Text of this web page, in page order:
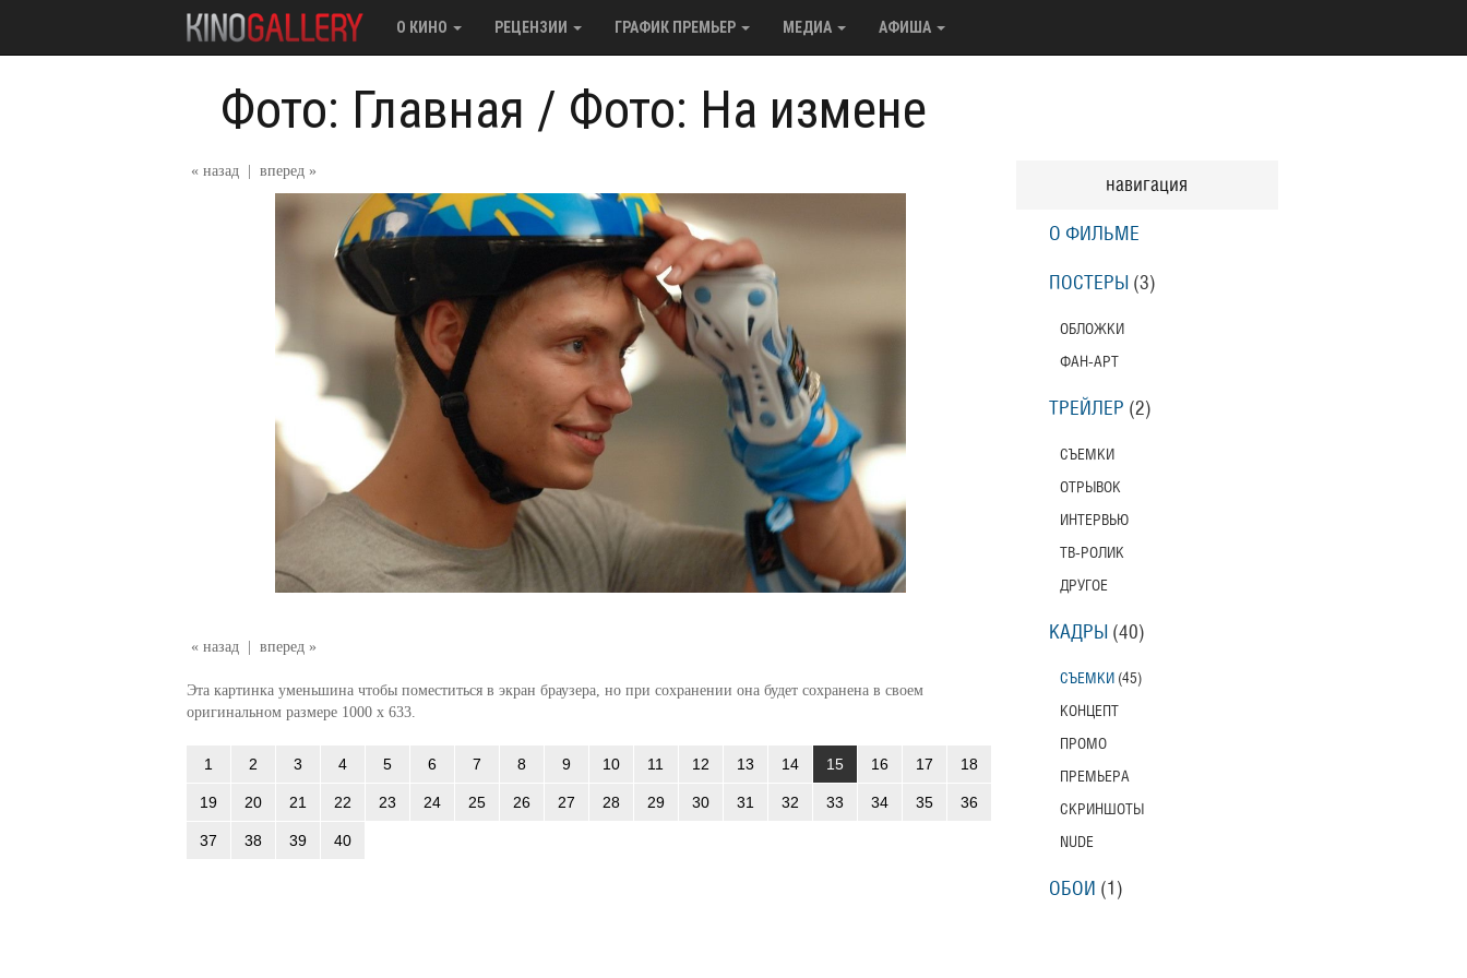
О КИНО РЕЦЕНЗИИ ГРАФИК ПРЕМЬЕР МЕДИА АФИША
Фото: Главная / Фото: На измене
« назад вперед »
« назад вперед »
Эта картинка уменьшина чтобы поместиться в экран браузера, но при сохранении она будет сохранена в своем
оригинальном размере 1000 x 633.
1 2 3 4 5 6 7 8 9 10 11 12 13 14 15 16 17 18
19 20 21 22 23 24 25 26 27 28 29 30 31 32 33 34 35 36
37 38 39 40
навигация
О ФИЛЬМЕ
ПОСТЕРЫ (3)
ОБЛОЖКИ
ФАН-АРТ
ТРЕЙЛЕР (2)
СЪЕМКИ
ОТРЫВОК
ИНТЕРВЬЮ
ТВ-РОЛИК
ДРУГОЕ
КАДРЫ (40)
СЪЕМКИ (45)
КОНЦЕПТ
ПРОМО
ПРЕМЬЕРА
СКРИНШОТЫ
NUDE
ОБОИ (1)